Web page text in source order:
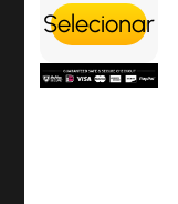
Selecionar